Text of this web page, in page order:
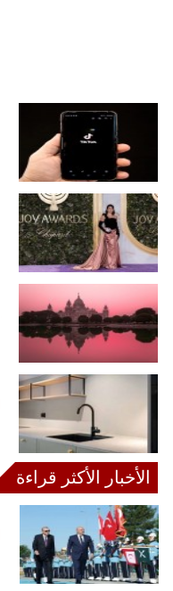
الأخبار الأكثر قراءة